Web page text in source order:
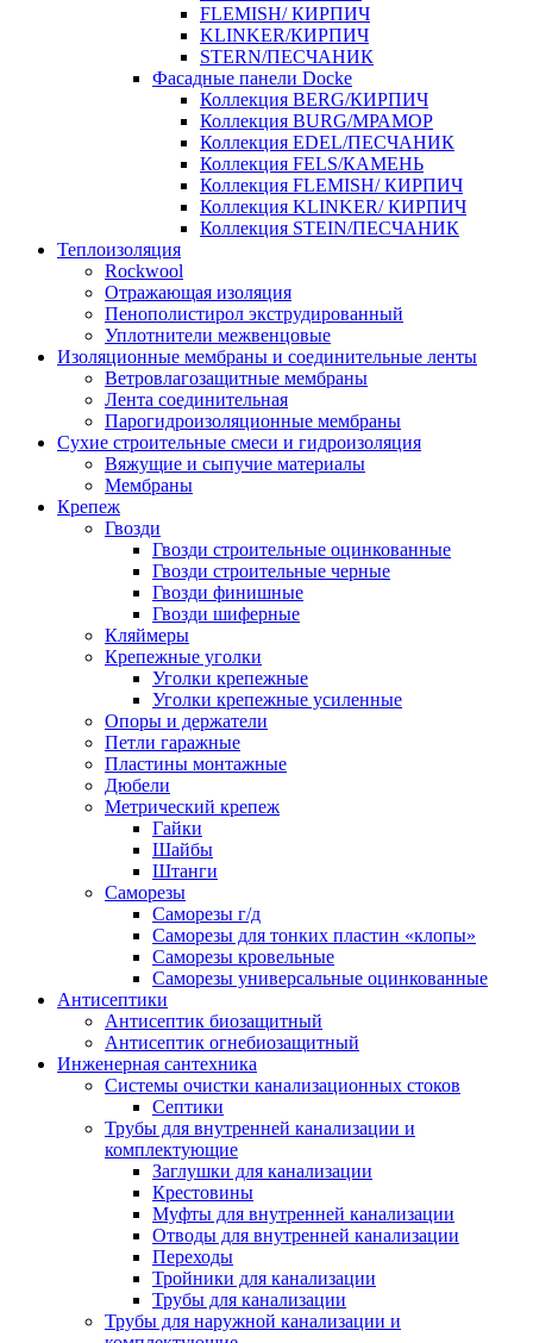
FLEMISH/ КИРПИЧ
KLINKER/КИРПИЧ
STERN/ПЕСЧАНИК
Фасадные панели Docke
Коллекция BERG/КИРПИЧ
Коллекция BURG/МРАМОР
Коллекция EDEL/ПЕСЧАНИК
Коллекция FELS/КАМЕНЬ
Коллекция FLEMISH/ КИРПИЧ
Коллекция KLINKER/ КИРПИЧ
Коллекция STEIN/ПЕСЧАНИК
Теплоизоляция
Rockwool
Отражающая изоляция
Пенополистирол экструдированный
Уплотнители межвенцовые
Изоляционные мембраны и соединительные ленты
Ветровлагозащитные мембраны
Лента соединительная
Парогидроизоляционные мембраны
Сухие строительные смеси и гидроизоляция
Вяжущие и сыпучие материалы
Мембраны
Крепеж
Гвозди
Гвозди строительные оцинкованные
Гвозди строительные черные
Гвозди финишные
Гвозди шиферные
Кляймеры
Крепежные уголки
Уголки крепежные
Уголки крепежные усиленные
Опоры и держатели
Петли гаражные
Пластины монтажные
Дюбели
Метрический крепеж
Гайки
Шайбы
Штанги
Саморезы
Саморезы г/д
Саморезы для тонких пластин «клопы»
Саморезы кровельные
Саморезы универсальные оцинкованные
Антисептики
Антисептик биозащитный
Антисептик огнебиозащитный
Инженерная сантехника
Системы очистки канализационных стоков
Септики
Трубы для внутренней канализации и
комплектующие
Заглушки для канализации
Крестовины
Муфты для внутренней канализации
Отводы для внутренней канализации
Переходы
Тройники для канализации
Трубы для канализации
Трубы для наружной канализации и